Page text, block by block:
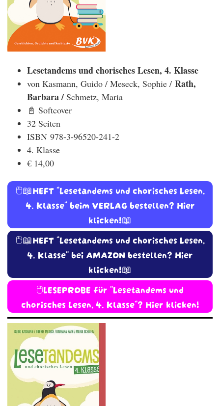
Lesetandems und chorisches Lesen, 4. Klasse
von Kasmann, Guido / Meseck, Sophie / Rath,
Barbara /Schmetz, Maria
📓 Softcover
32 Seiten
ISBN 978-3-96520-241-2
4. Klasse
€ 14,00
🖱️📖HEFT "Lesetandems und chorisches Lesen,
4. Klasse" beim VERLAG bestellen? Hier
klicken!📖
🖱️📖HEFT "Lesetandems und chorisches Lesen,
4. Klasse" bei AMAZON bestellen? Hier
klicken!📖
🖱️LESEPROBE für "Lesetandems und
chorisches Lesen, 4. Klasse"? Hier klicken!